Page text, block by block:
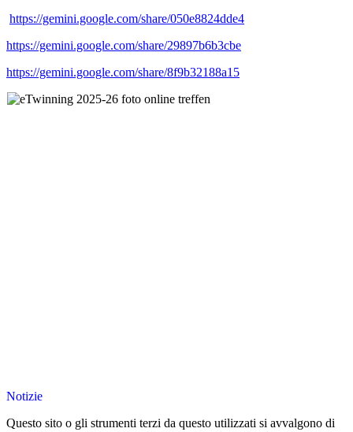
https://gemini.google.com/share/050e8824dde4
https://gemini.google.com/share/29897b6b3cbe
https://gemini.google.com/share/8f9b32188a15
Notizie
Questo sito o gli strumenti terzi da questo utilizzati si avvalgono di